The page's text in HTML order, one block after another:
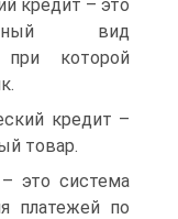
кредит – это
вид
при которой
кредит –
товар.
это система
платежей по